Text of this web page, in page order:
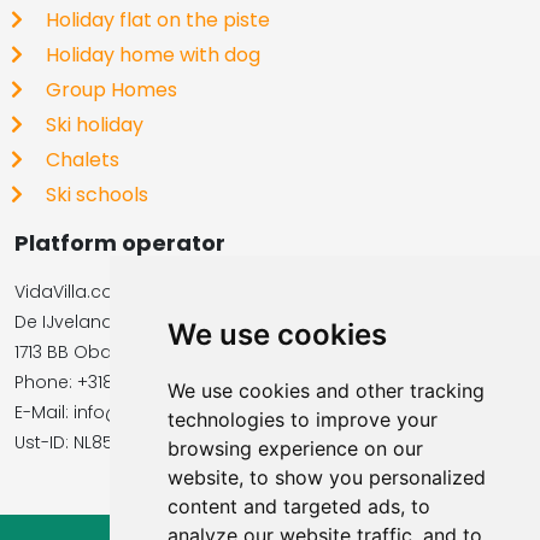
We use cookies
We use cookies and other tracking
technologies to improve your
browsing experience on our
website, to show you personalized
content and targeted ads, to
analyze our website traffic, and to
Holiday flat on the piste
Holiday home with dog
Group Homes
Ski holiday
Chalets
Ski schools
Platform operator
VidaVilla.com
De IJvelandssloot 20
1713 BB Obdam, Netherlands
Phone: +31854016545
E-Mail: info@vidavilla.com
​​​​​​​Ust-ID: NL855781919B01